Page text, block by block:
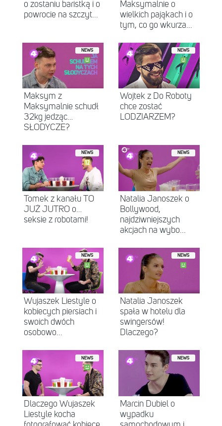
o zostaniu baristką i o
powrocie na szczyt...
Maksymalnie o
wielkich pająkach i o
tym, co go wkurza...
NEWS
Maksym z
Maksymalnie schudł
32kg jedząc…
SŁODYCZE?
NEWS
Wojtek z Do Roboty
chce zostać
LODZIARZEM?
NEWS
Tomek z kanału TO
JUŻ JUTRO o…
seksie z robotami!
NEWS
Natalia Janoszek o
Bollywood,
najdziwniejszych
akcjach na wybo...
NEWS
Wujaszek Liestyle o
kobiecych piersiach i
swoich dwóch
osobowo...
NEWS
Natalia Janoszek
spała w hotelu dla
swingersów!
Dlaczego?
NEWS
Dlaczego Wujaszek
Liestyle kocha
NEWS
Marcin Dubiel o
wypadku